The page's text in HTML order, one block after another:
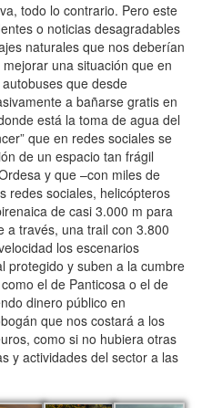
todo lo contrario. Pero este
o noticias desagradables
naturales que nos deberían
una situación que en
que desde
a bañarse gratis en
está la toma de agua del
que en redes sociales se
de un espacio tan frágil
y que –con miles de
redes sociales, helicópteros
de casi 3.000 m para
a través, una trail con 3.800
los escenarios
protegido y suben a la cumbre
el de Panticosa o el de
dinero público en
que nos costará a los
como si no hubiera otras
y actividades del sector a las